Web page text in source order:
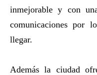
inmejorable y con
comunicaciones por
llegar.
Además la ciudad